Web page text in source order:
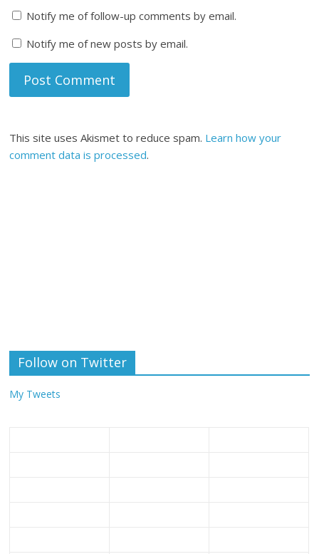
Notify me of follow-up comments by email.
Notify me of new posts by email.
This site uses Akismet to reduce spam. Learn how your
comment data is processed.
Follow on Twitter
My Tweets